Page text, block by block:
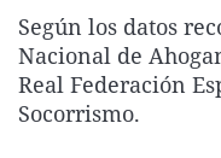
Según los datos
Nacional de
Real Federación
Socorrismo.